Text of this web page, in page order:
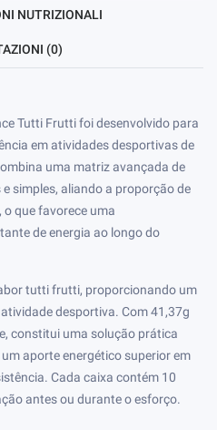
NUTRIZIONALI
(0)
Tutti Frutti foi desenvolvido para
em atividades desportivas de
uma matriz avançada de
simples, aliando a proporção de
que favorece uma
de energia ao longo do
tutti frutti, proporcionando um
desportiva. Com 41,37g
constitui uma solução prática
aporte energético superior em
Cada caixa contém 10
antes ou durante o esforço.